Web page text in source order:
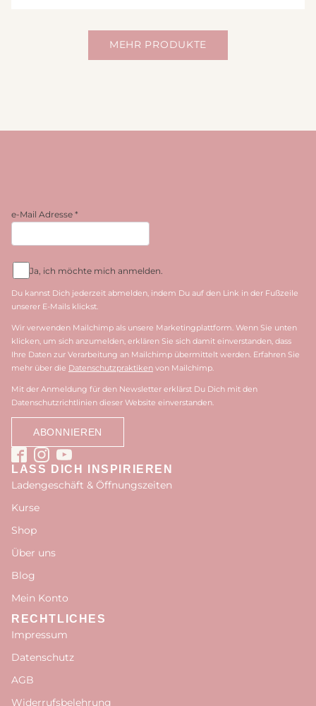
MEHR PRODUKTE
e-Mail Adresse *
Ja, ich möchte mich anmelden.
Du kannst Dich jederzeit abmelden, indem Du auf den Link in der Fußzeile
unserer E-Mails klickst.
Wir verwenden Mailchimp als unsere Marketingplattform. Wenn Sie unten
klicken, um sich anzumelden, erklären Sie sich damit einverstanden, dass
Ihre Daten zur Verarbeitung an Mailchimp übermittelt werden. Erfahren Sie
mehr über die Datenschutzpraktiken von Mailchimp.
Mit der Anmeldung für den Newsletter erklärst Du Dich mit den
Datenschutzrichtlinien dieser Website einverstanden.
LASS DICH INSPIRIEREN
Ladengeschäft & Öffnungszeiten
Kurse
Shop
Über uns
Blog
Mein Konto
RECHTLICHES
Impressum
Datenschutz
AGB
Widerrufsbelehrung